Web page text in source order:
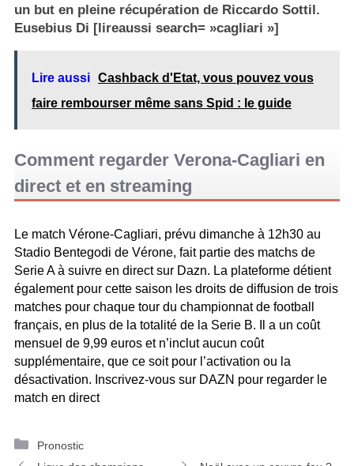
un but en pleine récupération de Riccardo Sottil.
Eusebius Di [lireaussi search= »cagliari »]
Lire aussi Cashback d'Etat, vous pouvez vous
faire rembourser même sans Spid : le guide
Comment regarder Verona-Cagliari en
direct et en streaming
Le match Vérone-Cagliari, prévu dimanche à 12h30 au
Stadio Bentegodi de Vérone, fait partie des matchs de
Serie A à suivre en direct sur Dazn. La plateforme détient
également pour cette saison les droits de diffusion de trois
matches pour chaque tour du championnat de football
français, en plus de la totalité de la Serie B. Il a un coût
mensuel de 9,99 euros et n’inclut aucun coût
supplémentaire, que ce soit pour l’activation ou la
désactivation. Inscrivez-vous sur DAZN pour regarder le
match en direct
C
Pronostic